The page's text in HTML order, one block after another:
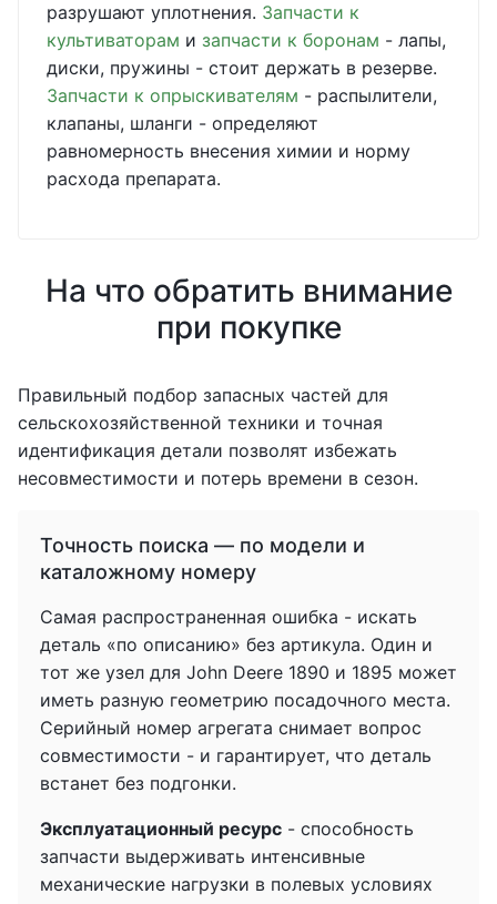
разрушают уплотнения. Запчасти к
культиваторам и запчасти к боронам - лапы,
диски, пружины - стоит держать в резерве.
Запчасти к опрыскивателям - распылители,
клапаны, шланги - определяют
равномерность внесения химии и норму
расхода препарата.
На что обратить внимание
при покупке
Правильный подбор запасных частей для
сельскохозяйственной техники и точная
идентификация детали позволят избежать
несовместимости и потерь времени в сезон.
Точность поиска — по модели и
каталожному номеру
Самая распространенная ошибка - искать
деталь «по описанию» без артикула. Один и
тот же узел для John Deere 1890 и 1895 может
иметь разную геометрию посадочного места.
Серийный номер агрегата снимает вопрос
совместимости - и гарантирует, что деталь
встанет без подгонки.
Эксплуатационный ресурс - способность
запчасти выдерживать интенсивные
механические нагрузки в полевых условиях